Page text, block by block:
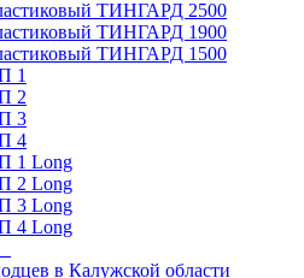
ТИНГАРД 2500
ТИНГАРД 1900
ТИНГАРД 1500
1
2
3
4
1 Long
2 Long
3 Long
4 Long
в Калужской области